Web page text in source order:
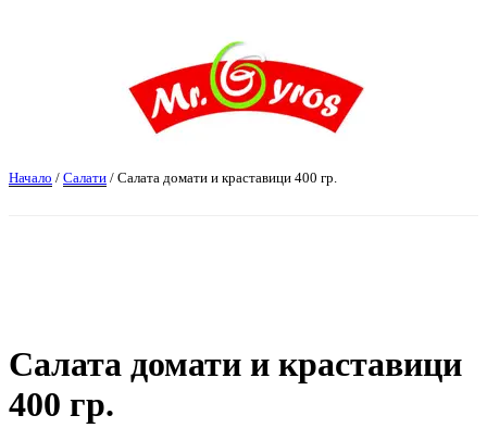
Начало / Салати / Салата домати и краставици 400 гр.
Салата домати и краставици
400 гр.